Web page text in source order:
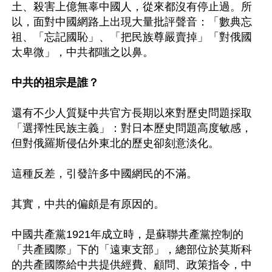
土、殺害上億無辜中國人，從來都沒有停止過。所
以，面對中國網路上出現大量批評聲音：「數典忘
祖、「忘記國恥」、「把民族尊嚴賣掉」「對俄國
太卑微」，中共都嗤之以鼻。
中共的祖宗是誰？
還有不少人質疑中共官方長期以來對歷史問題採取
「選擇性民族主義」：對日本歷史問題高度敏感，
但對俄羅斯侵佔外東北的歷史卻刻意淡化。
這種反差，引發許多中國網民的不滿。
其實，中共的偏頗是有原因的。
中國共產黨1921年成立時，是蘇聯共產黨控制的
「共產國際」下的「遠東支部」，總部位於莫斯科
的共產國際給中共提供經費、顧問、政策指令，中